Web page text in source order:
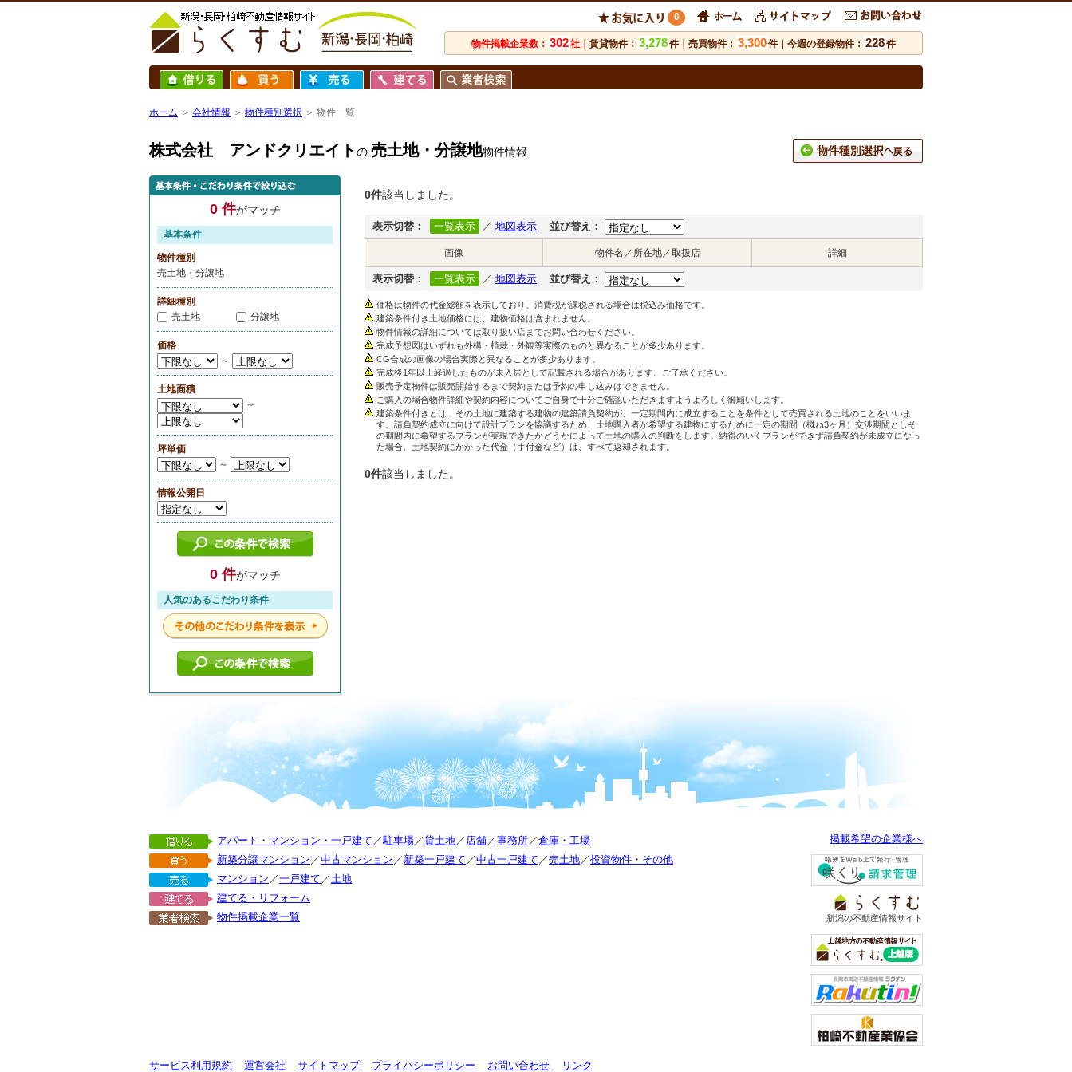
0
物件掲載企業数： 302社 ｜賃貸物件： 3,278件｜売買物件： 3,300件｜今週の登録物件： 228件
ホーム ＞ 会社情報 ＞ 物件種別選択 ＞ 物件一覧
株式会社 アンドクリエイトの 売土地・分譲地物件情報
0件該当しました。
表示切替： 一覧表示 ／ 地図表示 並び替え：
画像 物件名／所在地／取扱店 詳細
表示切替： 一覧表示 ／ 地図表示 並び替え：
価格は物件の代金総額を表示しており、消費税が課税される場合は税込み価格です。
建築条件付き土地価格には、建物価格は含まれません。
物件情報の詳細については取り扱い店までお問い合わせください。
完成予想図はいずれも外構・植栽・外観等実際のものと異なることが多少あります。
CG合成の画像の場合実際と異なることが多少あります。
完成後1年以上経過したものが未入居として記載される場合があります。ご了承ください。
販売予定物件は販売開始するまで契約または予約の申し込みはできません。
ご購入の場合物件詳細や契約内容についてご自身で十分ご確認いただきますようよろしく御願いします。
建築条件付きとは…その土地に建築する建物の建築請負契約が、一定期間内に成立することを条件として売買される土地のことをいいま
す。請負契約成立に向けて設計プランを協議するため、土地購入者が希望する建物にするために一定の期間（概ね3ヶ月）交渉期間としそ
の期間内に希望するプランが実現できたかどうかによって土地の購入の判断をします。納得のいくプランができず請負契約が未成立になっ
た場合、土地契約にかかった代金（手付金など）は、すべて返却されます。
0件該当しました。
0 件がマッチ
基本条件
物件種別
売土地・分譲地
詳細種別
売土地
分譲地
価格
～
土地面積
～
坪単価
～
情報公開日
0 件がマッチ
人気のあるこだわり条件
アパート・マンション・一戸建て ／駐車場 ／貸土地 ／ 店舗 ／事務所 ／倉庫・工場
新築分譲マンション ／中古マンション ／ 新築一戸建て ／中古一戸建て ／売土地 ／投資物件・その他
マンション ／一戸建て ／ 土地
建てる・リフォーム
物件掲載企業一覧
掲載希望の企業様へ
新潟の不動産情報サイト
サービス利用規約 運営会社 サイトマップ プライバシーポリシー お問い合わせ リンク